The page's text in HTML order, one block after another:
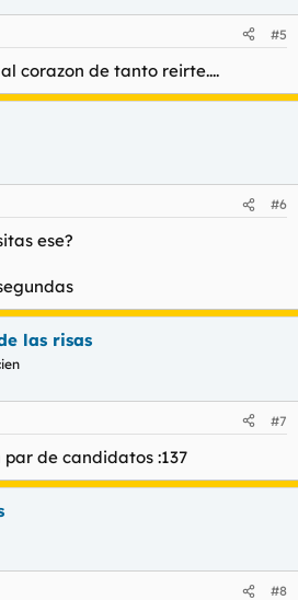
#5
corazon de tanto reirte....
#6
ese?
las risas
#7
par de candidatos :137
#8